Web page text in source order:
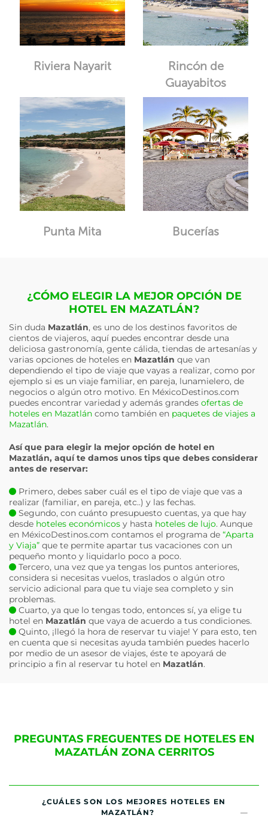
Riviera Nayarit
Rincón de
Guayabitos
Punta Mita Bucerías
¿CÓMO ELEGIR LA MEJOR OPCIÓN DE
HOTEL EN MAZATLÁN?
Sin duda Mazatlán, es uno de los destinos favoritos de
cientos de viajeros, aquí puedes encontrar desde una
deliciosa gastronomía, gente cálida, tiendas de artesanías y
varias opciones de hoteles en Mazatlán que van
dependiendo el tipo de viaje que vayas a realizar, como por
ejemplo si es un viaje familiar, en pareja, lunamielero, de
negocios o algún otro motivo. En MéxicoDestinos.com
puedes encontrar variedad y además grandes ofertas de
hoteles en Mazatlán como también en paquetes de viajes a
Mazatlán.
Así que para elegir la mejor opción de hotel en
Mazatlán, aquí te damos unos tips que debes considerar
antes de reservar:
Primero, debes saber cuál es el tipo de viaje que vas a
realizar (familiar, en pareja, etc..) y las fechas.
Segundo, con cuánto presupuesto cuentas, ya que hay
desde hoteles económicos y hasta hoteles de lujo. Aunque
en MéxicoDestinos.com contamos el programa de “Aparta
y Viaja” que te permite apartar tus vacaciones con un
pequeño monto y liquidarlo poco a poco.
Tercero, una vez que ya tengas los puntos anteriores,
considera si necesitas vuelos, traslados o algún otro
servicio adicional para que tu viaje sea completo y sin
problemas.
Cuarto, ya que lo tengas todo, entonces sí, ya elige tu
hotel en Mazatlán que vaya de acuerdo a tus condiciones.
Quinto, ¡llegó la hora de reservar tu viaje! Y para esto, ten
en cuenta que si necesitas ayuda también puedes hacerlo
por medio de un asesor de viajes, éste te apoyará de
principio a fin al reservar tu hotel en Mazatlán.
PREGUNTAS FREGUENTES DE HOTELES EN
MAZATLÁN ZONA CERRITOS
¿CUÁLES SON LOS MEJORES HOTELES EN
MAZATLÁN?